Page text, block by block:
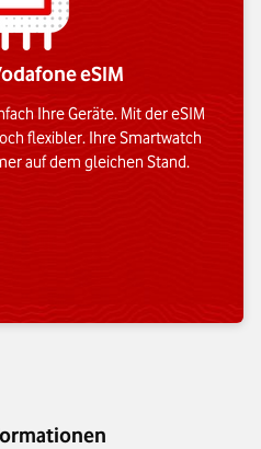
eSIM
Ihre Geräte. Mit der eSIM
flexibler. Ihre Smartwatch
auf dem gleichen Stand.